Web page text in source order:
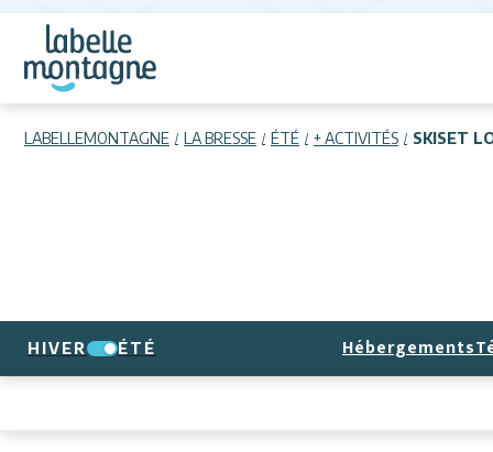
LABELLEMONTAGNE LA BRESSE ÉTÉ + ACTIVITÉS SKISET
HIVER ÉTÉ Hébergements